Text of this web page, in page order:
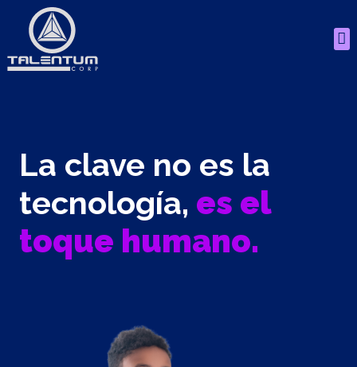
La clave no es la
tecnología, es el
toque humano.